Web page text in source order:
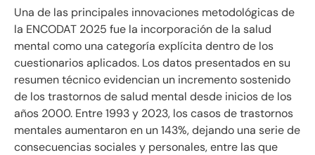
Una de las principales innovaciones metodológicas de
la ENCODAT 2025 fue la incorporación de la salud
mental como una categoría explícita dentro de los
cuestionarios aplicados. Los datos presentados en su
resumen técnico evidencian un incremento sostenido
de los trastornos de salud mental desde inicios de los
años 2000. Entre 1993 y 2023, los casos de trastornos
mentales aumentaron en un 143%, dejando una serie de
consecuencias sociales y personales, entre las que